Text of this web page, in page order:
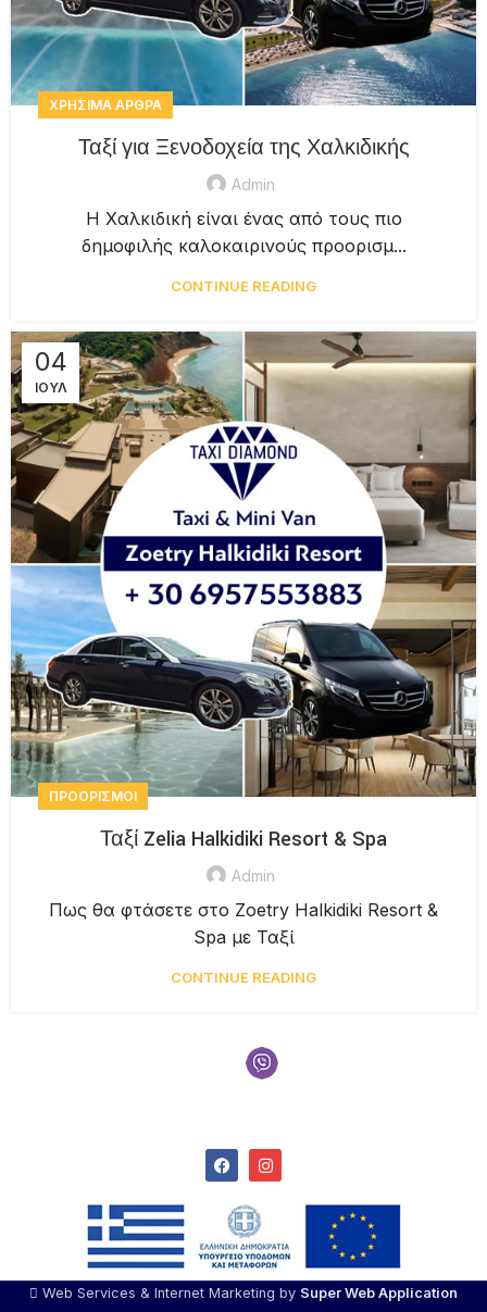
ΧΡΉΣΙΜΑ ΆΡΘΡΑ
Ταξί για Ξενοδοχεία της Χαλκιδικής
Admin
Η Χαλκιδική είναι ένας από τους πιο
δημοφιλής καλοκαιρινούς προορισμ...
CONTINUE READING
04
ΙΟΎΛ
ΠΡΟΟΡΙΣΜΟΊ
Ταξί Zelia Halkidiki Resort & Spa
Admin
Πως θα φτάσετε στο Zoetry Halkidiki Resort &
Spa με Ταξί
CONTINUE READING
Web Services & Internet Marketing by Super Web Application